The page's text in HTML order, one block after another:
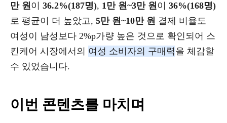
만 원이 36.2%(187명), 1만 원~3만 원이
36%(168명)
로 평균이 더 높았고, 5만 원~10만 원 결제 비율도
여성이 남성보다 2%p가량 높은 것으로 확인되어 스
킨케어 시장에서의 여성 소비자의 구매력을 체감할
수 있었습니다.
이번 콘텐츠를 마치며